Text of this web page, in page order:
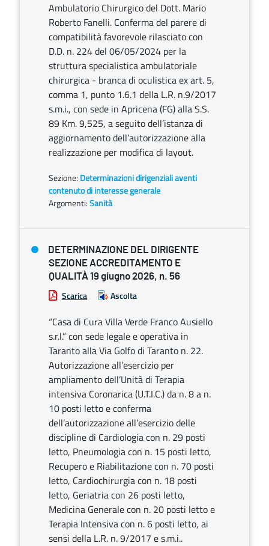
Ambulatorio Chirurgico del Dott. Mario
Roberto Fanelli. Conferma del parere di
compatibilità favorevole rilasciato con
D.D. n. 224 del 06/05/2024 per la
struttura specialistica ambulatoriale
chirurgica - branca di oculistica ex art. 5,
comma 1, punto 1.6.1 della L.R. n.9/2017
s.m.i., con sede in Apricena (FG) alla S.S.
89 Km. 9,525, a seguito dell’istanza di
aggiornamento dell’autorizzazione alla
realizzazione per modifica di layout.
Sezione: Determinazioni dirigenziali aventi
contenuto di interesse generale
Argomenti:Sanità
DETERMINAZIONE DEL DIRIGENTE
SEZIONE ACCREDITAMENTO E
QUALITÀ 19 giugno 2026, n. 56
Scarica Ascolta
“Casa di Cura Villa Verde Franco Ausiello
s.r.l.” con sede legale e operativa in
Taranto alla Via Golfo di Taranto n. 22.
Autorizzazione all’esercizio per
ampliamento dell’Unità di Terapia
intensiva Coronarica (U.T.I.C.) da n. 8 a n.
10 posti letto e conferma
dell’autorizzazione all’esercizio delle
discipline di Cardiologia con n. 29 posti
letto, Pneumologia con n. 15 posti letto,
Recupero e Riabilitazione con n. 70 posti
letto, Cardiochirurgia con n. 18 posti
letto, Geriatria con 26 posti letto,
Medicina Generale con n. 20 posti letto e
Terapia Intensiva con n. 6 posti letto, ai
sensi della L.R. n. 9/2017 e s.m.i..